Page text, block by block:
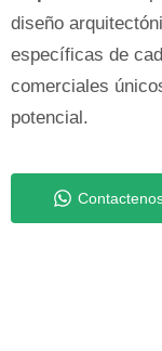
diseño
específicas de
comerciales
potencial.